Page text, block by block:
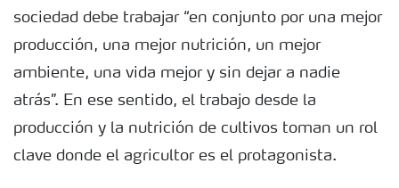
sociedad debe trabajar “en conjunto por una mejor
producción, una mejor nutrición, un mejor
ambiente, una vida mejor y sin dejar a nadie
atrás”. En ese sentido, el trabajo desde la
producción y la nutrición de cultivos toman un rol
clave donde el agricultor es el protagonista.